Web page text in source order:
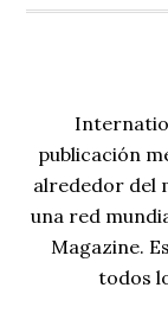
publicación
alrededor del
una red
Magazine.
todos